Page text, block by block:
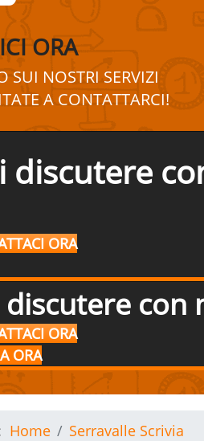
ORA
SUI NOSTRISERVIZI
ACONTATTARCI!
discutere
ORA
discutere con
ORA
ORA
Home Serravalle Scrivia